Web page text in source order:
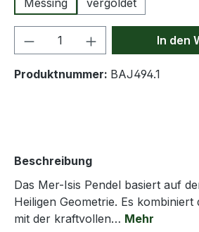
Messing
vergoldet
Produkt Anzahl: GibIn den
Produktnummer: BAJ494.1
Beschreibung
Das Mer-Isis Pendel basiert auf
Heiligen Geometrie. Es kombiniert
mit der kraftvollen… Mehr